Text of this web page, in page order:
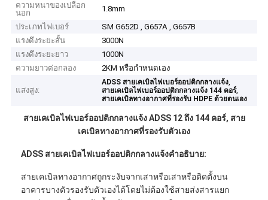
ความหนาของเปลือก
นอก
1.8mm
ประเภทไฟเบอร์
SM G652D , G657A , G657B
แรงดึงระยะสั้น
3000N
แรงดึงระยะยาว
1000N
ความยาวต่อกลอง
2KM หรือกำหนดเอง
แสงสูง:
ADSS สายเคเบิลไฟเบอร์ออปติกกลางแจ้ง,
สายเคเบิลไฟเบอร์ออปติกกลางแจ้ง 144 คอร์,
สายเคเบิลทางอากาศที่รองรับ HDPE ด้วยตนเอง
สายเคเบิลไฟเบอร์ออปติกกลางแจ้ง ADSS 12 ถึง 144 คอร์, สาย
เคเบิลทางอากาศที่รองรับตัวเอง
ADSS สายเคเบิลไฟเบอร์ออปติกกลางแจ้งคำอธิบาย:
สายเคเบิลทางอากาศถูกระงับจากเสาหรือเสาหรือติดตั้งบน
อาคารบางตัวรองรับตัวเองได้โดยไม่ต้องใช้สายส่งสารแยก